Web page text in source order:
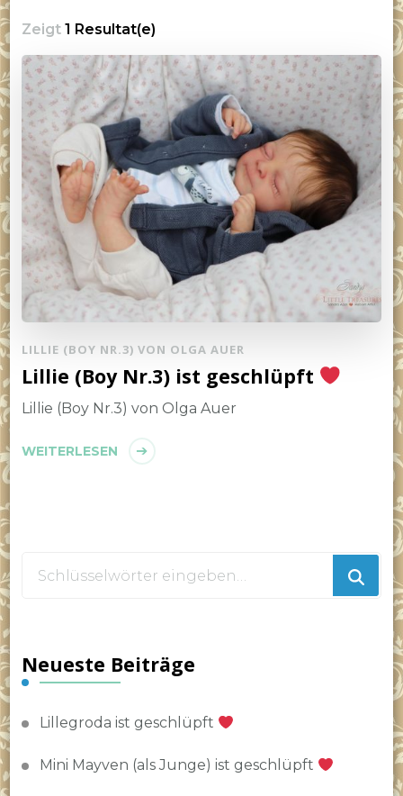
Zeigt 1 Resultat(e)
LILLIE (BOY NR.3) VON OLGA AUER
Lillie (Boy Nr.3) ist geschlüpft
Lillie (Boy Nr.3) von Olga Auer
WEITERLESEN
Neueste Beiträge
Lillegroda ist geschlüpft
Mini Mayven (als Junge) ist geschlüpft